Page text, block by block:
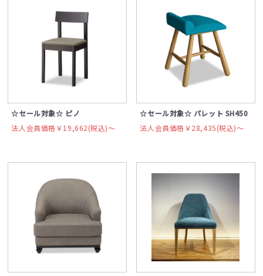
☆セール対象☆ ピノ
法人会員価格￥19,662(税込)〜
☆セール対象☆ パレット SH450
法人会員価格￥28,435(税込)〜